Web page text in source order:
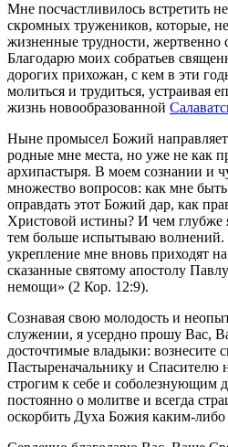
Мне посчастливилось встретить
скромных тружеников, которые,
жизненные трудности,
Благодарю моих собратьев
дорогих прихожан, с кем в эти
молиться и трудиться, устраивая
жизнь новообразованной
Ныне промысел Божий
родные мне места, но уже не как
архипастыря. В моем сознании и
множество вопросов: как мне
оправдать этот Божий дар, как
Христовой истины? И чем глубже
тем больше испытываю волнений.
укрепление мне вновь приходят
сказанные святому апостолу
немощи» (2 Кор. 12:9).
Сознавая свою молодость и
служении, я усердно прошу Вас,
досточтимые владыки: вознесите
Пастыреначальнику и Спасителю
строгим к себе и соболезнующим
постоянно о молитве и всегда
оскорбить Духа Божия каким-либо